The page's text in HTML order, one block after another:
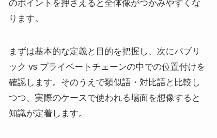
のポイントを押さえると全体像がつかみやすくな
ります。
まずは基本的な定義と目的を把握し、次にパブリ
ック vs プライベートチェーンの中での位置付けを
確認します。そのうえで類似語・対比語と比較し
つつ、実際のケースで使われる場面を想像すると
知識が定着します。